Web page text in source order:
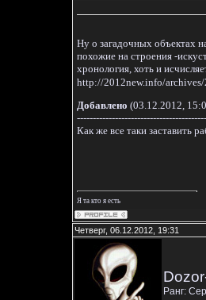
Ну о загадочных объектах
похожие на строения -
хронология, хоть и
http://2012new.info/archives/
Добавлено (03.12.2012,
Как же все таки заставить
Я та кто я есть
Четверг, 06.12.2012, 19:31
Ранг: